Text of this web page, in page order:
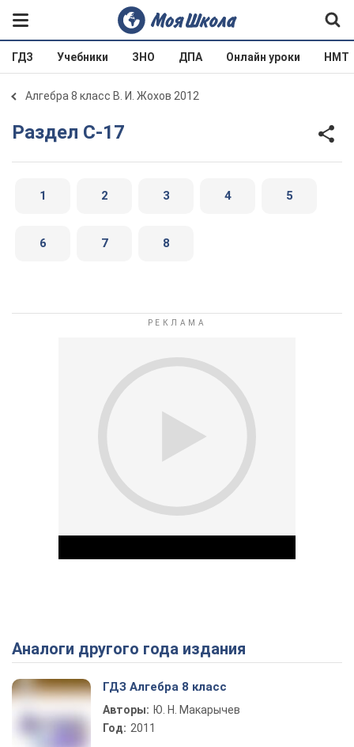
ГДЗ Учебники ЗНО ДПА Онлайн уроки НМТ
Алгебра 8 класс В. И. Жохов 2012
Раздел C-17
1 2 3 4 5
6 7 8
Play Video
Аналоги другого года издания
ГДЗ Алгебра 8 класс
Авторы: Ю. Н. Макарычев
Год: 2011